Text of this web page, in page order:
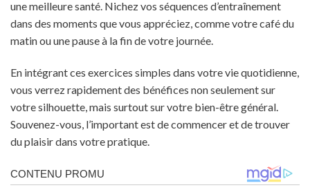
une meilleure santé. Nichez vos séquences d’entraînement
dans des moments que vous appréciez, comme votre café du
matin ou une pause à la fin de votre journée.
En intégrant ces exercices simples dans votre vie quotidienne,
vous verrez rapidement des bénéfices non seulement sur
votre silhouette, mais surtout sur votre bien-être général.
Souvenez-vous, l’important est de commencer et de trouver
du plaisir dans votre pratique.